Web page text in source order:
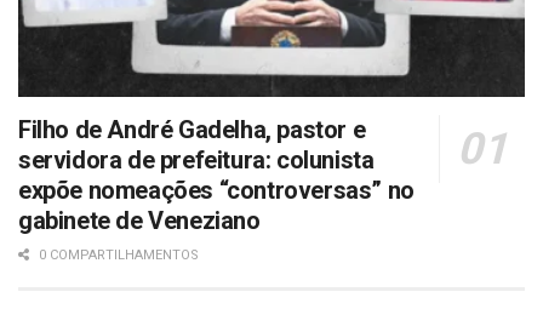
Filho de André Gadelha, pastor e
servidora de prefeitura: colunista
expõe nomeações “controversas” no
gabinete de Veneziano
0 COMPARTILHAMENTOS